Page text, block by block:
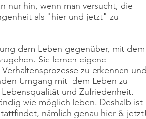
nur hin, wenn man versucht, die
als "hier und jetzt" zu
dem Leben gegenüber, mit dem
Sie lernen eigene
zu erkennen und
Umgang mit dem Leben zu
und Zufriedenheit.
wie möglich leben. Deshalb ist
nämlich genau hier & jetzt!